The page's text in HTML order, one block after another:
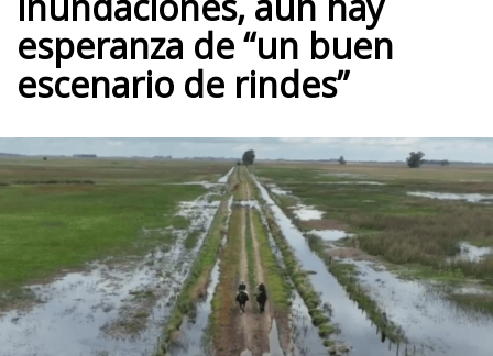
esperanza de “un buen
escenario de rindes”